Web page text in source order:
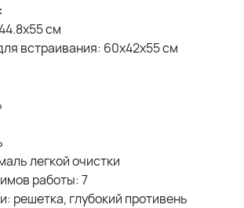
см
встраивания: 60х42х55 см
легкой очистки
работы: 7
решетка, глубокий противень